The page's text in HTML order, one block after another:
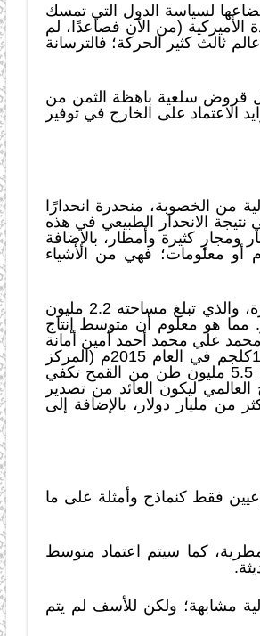
لسياسة الدول التي تمسك
الأميركية (من الآن فصاعدًا، لم
ثالث كثير الحركة؛ فالترسانة
قروض سلعية باهظة الثمن من
الاعتماد على الخارج في توفير
مسطحة على درجة عالية من الخصوبة، منحدرة انحدارًا
نتيجة الانحدار الطبيعي في هذه
ومجارٍ كثيرة وأمطار، بالإضافة
أو معلومات؛ فهي من الأشياء
فإذا كان هناك دولة مسؤولة عن تأمين الغذاء لرعاياها، فلتقمْ وبكل بساطة بزراعة مشروع الجزيرة، والذي تبلغ مساحته 2.2 مليون
مما هو معلوم أن متوسط إنتاج
ذلك الشيخ محمد علي محمد أحمد أمين أمانة
الزراع والرعاة بولاية الجزيرة في تصريح لـ (سونا) حيث بلغ إنتاج الفدان الواحد 30 جوال زنة 100كلجم في العام 2015م (المركز
السوداني للخدمات الصحفية- الصفحة الإلكترونية)؛ مما يعني 2.2 مليون فدان × 2.5 طن= النتيجة 5.5 مليون طن من القمح تكفي
3.5 مليون طن × 430 دولار سعر طن القمح العالمي ليكون العائد من تصدير
من مليار دولار، بالإضافة إلى
فقط كنماذج وأمثلة على ما
كما سيتم اعتماد متوسط
مشابهة؛ ولكن للأسف لم يتم